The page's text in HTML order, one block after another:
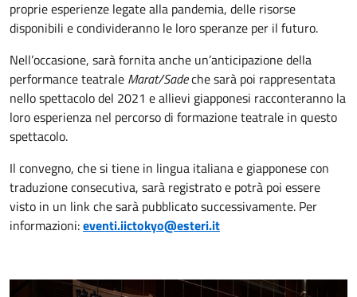
proprie esperienze legate alla pandemia, delle risorse
disponibili e condivideranno le loro speranze per il futuro.
Nell’occasione, sarà fornita anche un’anticipazione della
performance teatrale Marat/Sadeche sarà poi rappresentata
nello spettacolo del 2021 e allievi giapponesi racconteranno la
loro esperienza nel percorso di formazione teatrale in questo
spettacolo.
Il convegno, che si tiene in lingua italiana e giapponese con
traduzione consecutiva, sarà registrato e potrà poi essere
visto in un link che sarà pubblicato successivamente. Per
informazioni:eventi.iictokyo@esteri.it